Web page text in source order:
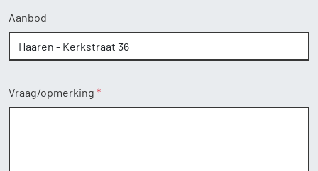
Aanbod
Vraag/opmerking